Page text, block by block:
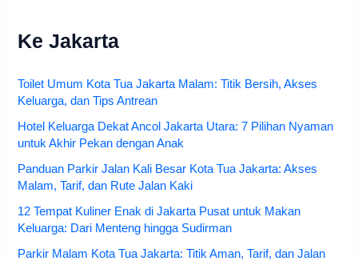
Ke Jakarta
Toilet Umum Kota Tua Jakarta Malam: Titik Bersih, Akses
Keluarga, dan Tips Antrean
Hotel Keluarga Dekat Ancol Jakarta Utara: 7 Pilihan Nyaman
untuk Akhir Pekan dengan Anak
Panduan Parkir Jalan Kali Besar Kota Tua Jakarta: Akses
Malam, Tarif, dan Rute Jalan Kaki
12 Tempat Kuliner Enak di Jakarta Pusat untuk Makan
Keluarga: Dari Menteng hingga Sudirman
Parkir Malam Kota Tua Jakarta: Titik Aman, Tarif, dan Jalan